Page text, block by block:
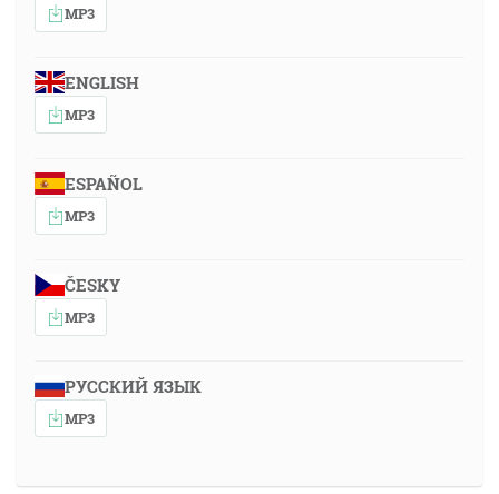
MP3
ENGLISH
MP3
ESPAÑOL
MP3
ČESKY
MP3
РУССКИЙ ЯЗЫК
MP3